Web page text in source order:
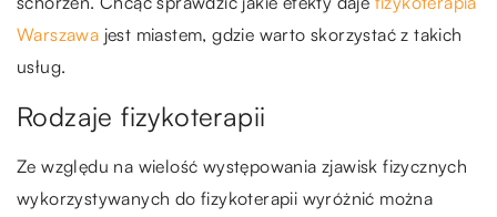
Warszawa jest miastem, gdzie warto skorzystać z takich
usług.
Rodzaje fizykoterapii
Ze względu na wielość występowania zjawisk fizycznych
wykorzystywanych do fizykoterapii wyróżnić można